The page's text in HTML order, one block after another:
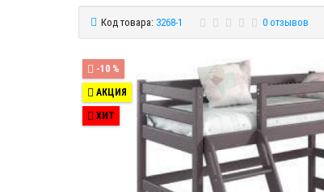
Код товара: 3268-1 0 отзывов
-10 %
АКЦИЯ
ХИТ